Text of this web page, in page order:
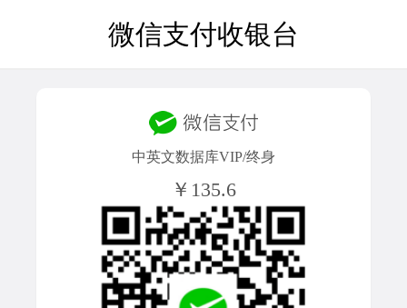
微信支付收银台
中英文数据库VIP/终身
￥135.6